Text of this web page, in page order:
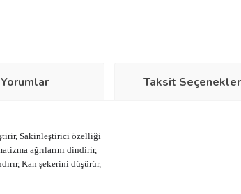
Yorumlar Taksit
Sakinleştirici özelliği
ağrılarını dindirir,
Kan şekerini düşürür,